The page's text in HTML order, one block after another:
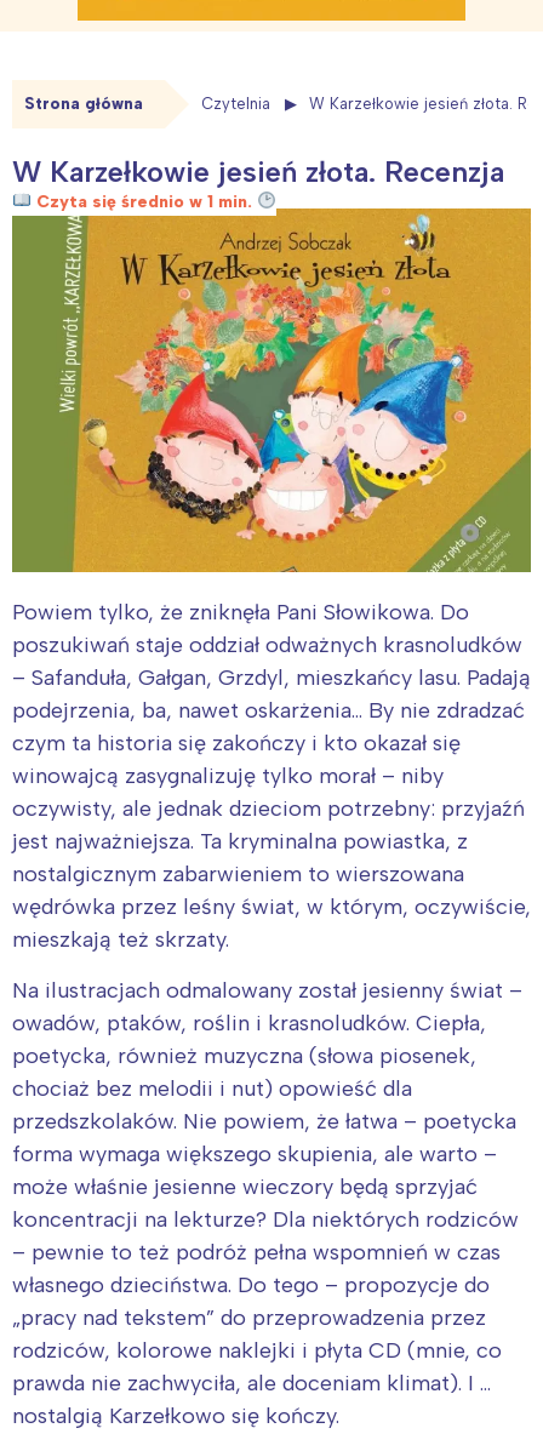
Strona główna Czytelnia W Karzełkowie jesień złota.
W Karzełkowie jesień złota. Recenzja
Czyta się średnio w 1 min.
Powiem tylko, że zniknęła Pani Słowikowa. Do
poszukiwań staje oddział odważnych krasnoludków
– Safanduła, Gałgan, Grzdyl, mieszkańcy lasu. Padają
podejrzenia, ba, nawet oskarżenia… By nie zdradzać
czym ta historia się zakończy i kto okazał się
winowajcą zasygnalizuję tylko morał – niby
oczywisty, ale jednak dzieciom potrzebny: przyjaźń
jest najważniejsza. Ta kryminalna powiastka, z
nostalgicznym zabarwieniem to wierszowana
wędrówka przez leśny świat, w którym, oczywiście,
mieszkają też skrzaty.
Na ilustracjach odmalowany został jesienny świat –
owadów, ptaków, roślin i krasnoludków. Ciepła,
poetycka, również muzyczna (słowa piosenek,
chociaż bez melodii i nut) opowieść dla
przedszkolaków. Nie powiem, że łatwa – poetycka
forma wymaga większego skupienia, ale warto –
może właśnie jesienne wieczory będą sprzyjać
koncentracji na lekturze? Dla niektórych rodziców
– pewnie to też podróż pełna wspomnień w czas
własnego dzieciństwa. Do tego – propozycje do
„pracy nad tekstem” do przeprowadzenia przez
rodziców, kolorowe naklejki i płyta CD (mnie, co
prawda nie zachwyciła, ale doceniam klimat). I …
nostalgią Karzełkowo się kończy.